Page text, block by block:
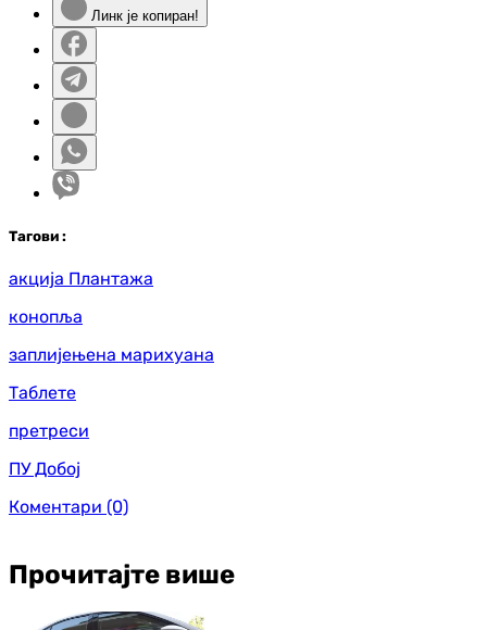
Линк је копиран!
Тагови :
акција Плантажа
конопља
заплијењена марихуана
Таблете
претреси
ПУ Добој
Коментари (0)
Прочитајте више